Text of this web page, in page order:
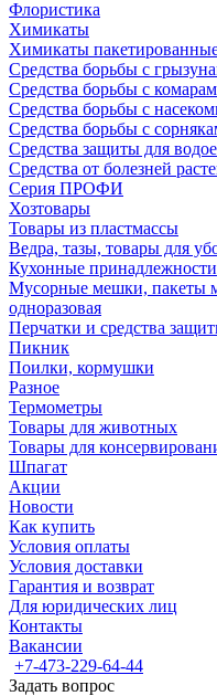
Флористика
Химикаты
Химикаты
Средства борьбы с
Средства борьбы с
Средства борьбы с
Средства борьбы с
Средства защиты для
Средства от болезней
Серия ПРОФИ
Хозтовары
Товары из пластмассы
Ведра, тазы, товары для
Кухонные принадлежности
Мусорные мешки, пакеты
одноразовая
Перчатки и средства
Пикник
Поилки, кормушки
Разное
Термометры
Товары для животных
Товары для
Шпагат
Акции
Новости
Как купить
Условия оплаты
Условия доставки
Гарантия и возврат
Для юридических лиц
Контакты
Вакансии
+7-473-229-64-44
Задать вопрос